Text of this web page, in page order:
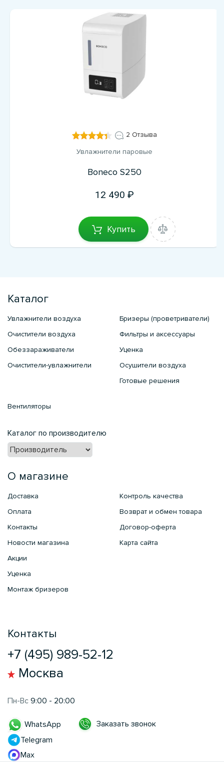
2 Отзыва
Увлажнители паровые
Boneco S250
12 490
Купить
Каталог
Увлажнители воздуха
Очистители воздуха
Обеззараживатели
Очистители-увлажнители
Бризеры (проветриватели)
Фильтры и аксессуары
Уценка
Осушители воздуха
Готовые решения
Вентиляторы
Каталог по производителю
О магазине
Доставка
Оплата
Контакты
Новости магазина
Акции
Уценка
Монтаж бризеров
Контроль качества
Возврат и обмен товара
Договор-оферта
Карта сайта
Контакты
+7 (495) 989-52-12
Москва
Пн-Вс 9:00 - 20:00
WhatsApp
Telegram
Max
Заказать звонок